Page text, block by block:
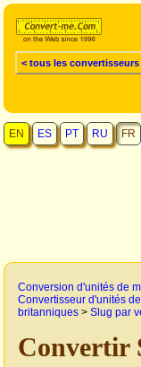
< tous les convertisseurs
EN ES PT RU FR
Conversion d'unités de
Convertisseur d'unités
britanniques > Slug par
Convertir